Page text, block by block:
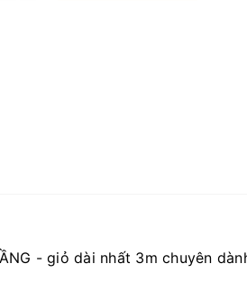
- giỏ dài nhất 3m chuyên